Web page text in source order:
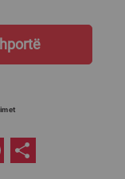
Pinterest